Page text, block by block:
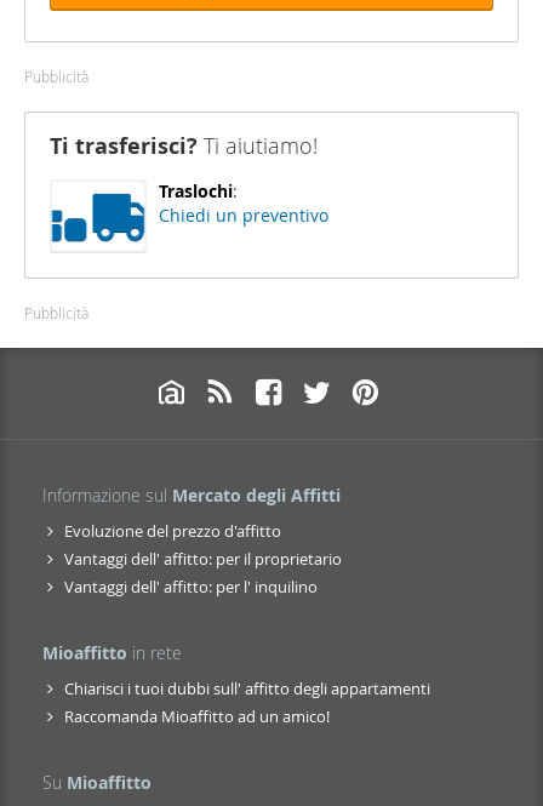
Pubblicità
Ti trasferisci? Ti aiutiamo!
Traslochi:
Chiedi un preventivo
Pubblicità
Informazione sul Mercato degli Affitti
Evoluzione del prezzo d'affitto
Vantaggi dell' affitto: per il proprietario
Vantaggi dell' affitto: per l' inquilino
Mioaffitto in rete
Chiarisci i tuoi dubbi sull' affitto degli appartamenti
Raccomanda Mioaffitto ad un amico!
Su Mioaffitto